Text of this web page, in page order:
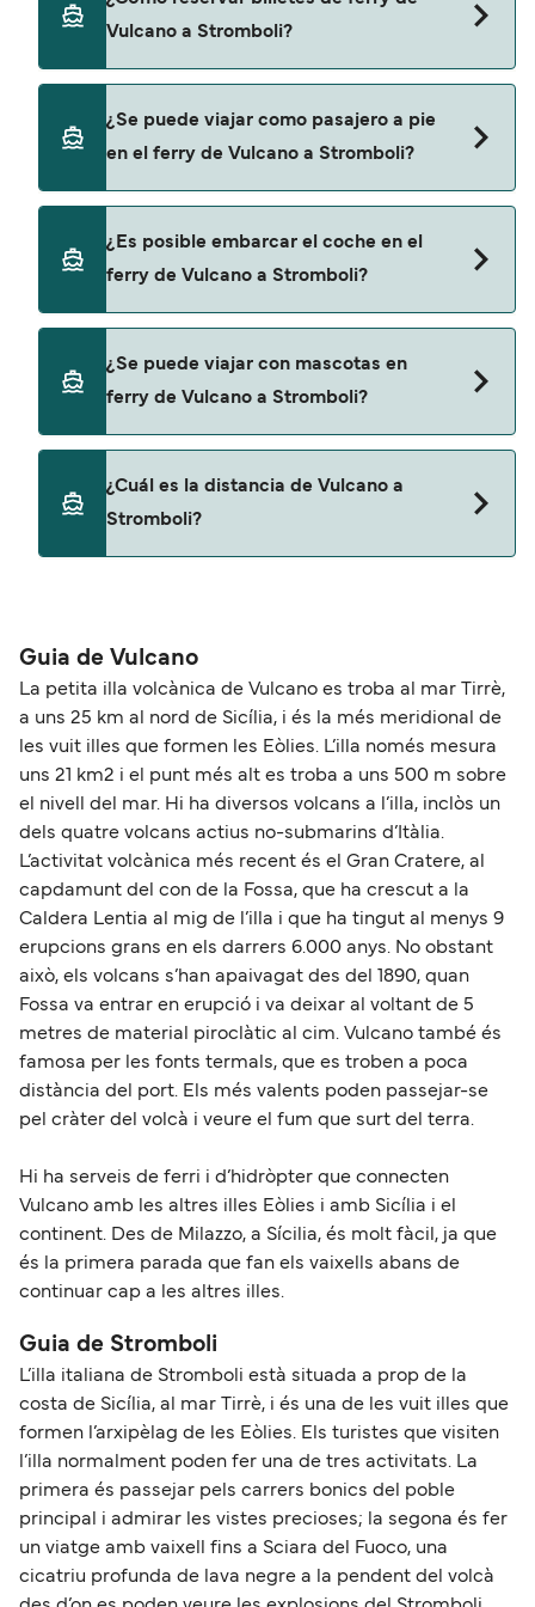
de Vulcano a Stromboli. Estas son:
Vulcano a Stromboli?
través de nuestro buscador de ferry online.
Además, también puedes consultar nuestra
página de ofertas para descrubrir las últimas
navieras.
¿Se puede viajar como pasajero a pie
en el ferry de Vulcano a Stromboli?
Vulcano a Stromboli con:
¿Es posible embarcar el coche en el
ferry de Vulcano a Stromboli?
Stromboli con
¿Se puede viajar con mascotas en
ferry de Vulcano a Stromboli?
ferry. Puede que necesites el pasaporte de tus
mascotas y otros documentos. Actualmente
puedes viajar con mascotas con:
¿Cuál es la distancia de Vulcano a
Stromboli?
Guia de Vulcano
La petita illa volcànica de Vulcano es troba al mar Tirrè,
a uns 25 km al nord de Sicília, i és la més meridional de
les vuit illes que formen les Eòlies. L’illa només mesura
uns 21 km2 i el punt més alt es troba a uns 500 m sobre
el nivell del mar. Hi ha diversos volcans a l’illa, inclòs un
dels quatre volcans actius no-submarins d’Itàlia.
L’activitat volcànica més recent és el Gran Cratere, al
capdamunt del con de la Fossa, que ha crescut a la
Caldera Lentia al mig de l’illa i que ha tingut al menys 9
erupcions grans en els darrers 6.000 anys. No obstant
això, els volcans s’han apaivagat des del 1890, quan
Fossa va entrar en erupció i va deixar al voltant de 5
metres de material piroclàtic al cim. Vulcano també és
famosa per les fonts termals, que es troben a poca
distància del port. Els més valents poden passejar-se
pel cràter del volcà i veure el fum que surt del terra.
Hi ha serveis de ferri i d’hidròpter que connecten
Vulcano amb les altres illes Eòlies i amb Sicília i el
continent. Des de Milazzo, a Sícilia, és molt fàcil, ja que
és la primera parada que fan els vaixells abans de
continuar cap a les altres illes.
Guia de Stromboli
L’illa italiana de Stromboli està situada a prop de la
costa de Sicília, al mar Tirrè, i és una de les vuit illes que
formen l’arxipèlag de les Eòlies. Els turistes que visiten
l’illa normalment poden fer una de tres activitats. La
primera és passejar pels carrers bonics del poble
principal i admirar les vistes precioses; la segona és fer
un viatge amb vaixell fins a Sciara del Fuoco, una
cicatriu profunda de lava negre a la pendent del volcà